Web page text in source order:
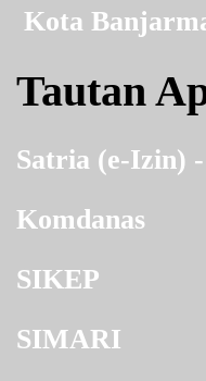
Kota
Tautan
Satria (e-Izin)
Komdanas
SIKEP
SIMARI